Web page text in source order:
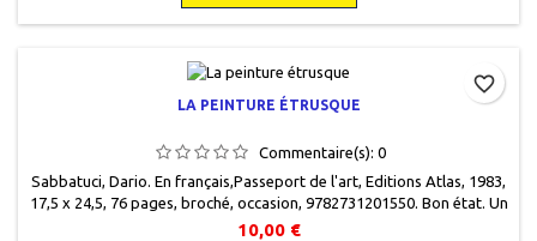
LA PEINTURE ÉTRUSQUE
Commentaire(s): 0
Sabbatuci, Dario. En français,Passeport de l'art, Editions Atlas, 1983,
17,5 x 24,5, 76 pages, broché, occasion, 9782731201550. Bon état. Un
pli sur le recto de couverture.
10,00 €
favorite_border